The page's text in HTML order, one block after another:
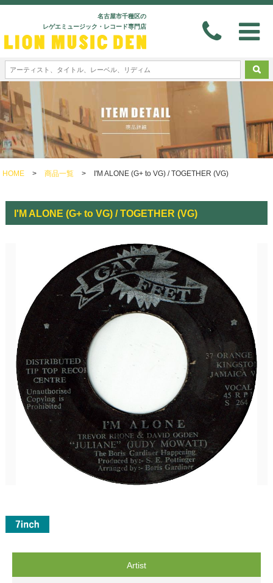
名古屋市千種区の
レゲエミュージック・レコード専門店
HOME > 商品一覧 > I'M ALONE (G+ to VG) / TOGETHER (VG)
I'M ALONE (G+ to VG) / TOGETHER (VG)
Artist